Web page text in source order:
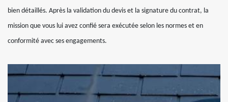
bien détaillés. Après la validation du devis et la signature du contrat, la
mission que vous lui avez confié sera exécutée selon les normes et en
conformité avec ses engagements.